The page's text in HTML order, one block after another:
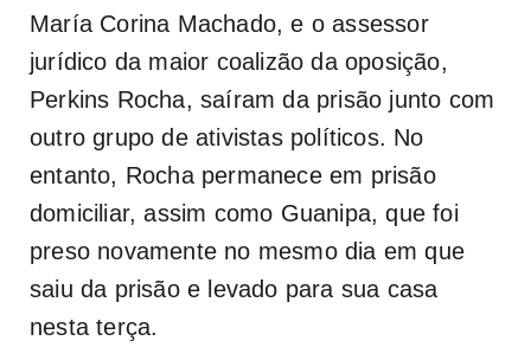
María Corina Machado, e o assessor
jurídico da maior coalizão da oposição,
Perkins Rocha, saíram da prisão junto com
outro grupo de ativistas políticos. No
entanto, Rocha permanece em prisão
domiciliar, assim como Guanipa, que foi
preso novamente no mesmo dia em que
saiu da prisão e levado para sua casa
nesta terça.